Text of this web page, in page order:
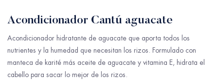
Acondicionador Cantú aguacate
Acondicionador hidratante de aguacate que aporta todos los
nutrientes y la humedad que necesitan los rizos. Formulado con
manteca de karité más aceite de aguacate y vitamina E, hidrata el
cabello para sacar lo mejor de los rizos.